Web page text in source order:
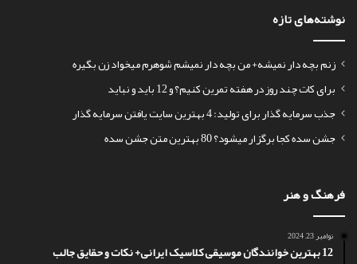
نوشته‌های تازه
زنم بچه دار نمیشه+ من بچه دار نمیشم شوهرم میخواد زن بگیره
برای کات چند روز در هفته تمرین کنیم؟ و 12 باید و نباید
جذب سرمایه گذار برای تولید: 4 بهترین سایت یافتن سرمایه گذار
جشن سده کجا برگزار میشود؟ 80 بهترین متن جشن سده
فرهنگ و هنر
نوامبر 23, 2024
12 بهترین خوانندگان موسیقی کلاسیک ایرانی+ نکات و حقایق جالب